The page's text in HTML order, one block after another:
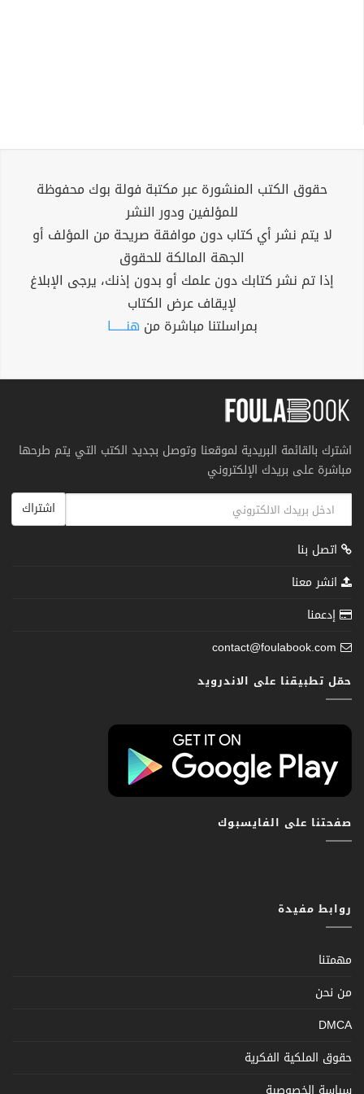
حقوق الكتب المنشورة عبر مكتبة فولة بوك محفوظة
للمؤلفين ودور النشر
لا يتم نشر أي كتاب دون موافقة صريحة من المؤلف أو
الجهة المالكة للحقوق
إذا تم نشر كتابك دون علمك أو بدون إذنك، يرجى الإبلاغ
لإيقاف عرض الكتاب
بمراسلتنا مباشرة من هنــــــا
اشترك بالقائمة البريدية لموقعنا وتوصل بجديد الكتب التي يتم طرحها
مباشرة على بريدك الإلكتروني
اشتراك
اتصل بنا
انشر معنا
إدعمنا
contact@foulabook.com
حمّل تطبيقنا على الاندرويد
صفحتنا على الفايسبوك
روابط مفيدة
مهمتنا
من نحن
DMCA
حقوق الملكية الفكرية